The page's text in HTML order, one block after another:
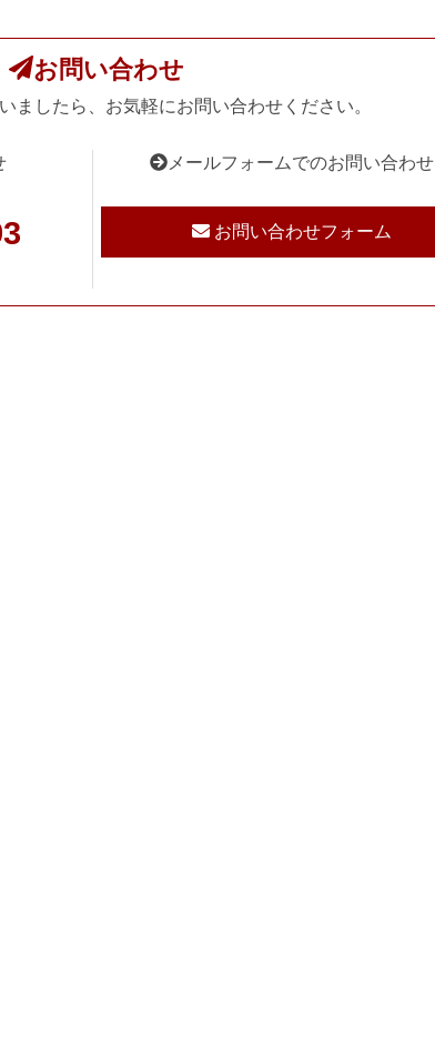
お問い合わせ
ましたら、お気軽にお問い合わせください。
メールフォームでのお問い合わせ
お問い合わせフォーム